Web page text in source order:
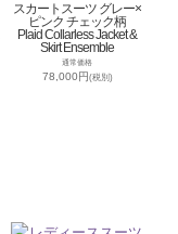
スカートスーツ グレー×
ピンク チェック柄
Plaid Collarless Jacket &
Skirt Ensemble
通常価格
78,000円(税別)